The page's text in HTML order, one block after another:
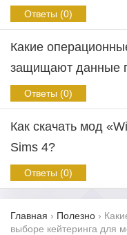
Ответы (0)
Какие
защищают данные
Ответы (0)
Как скачать мод
Sims 4?
Ответы (0)
Главная › Полезно ›
выборе кейтеринга для